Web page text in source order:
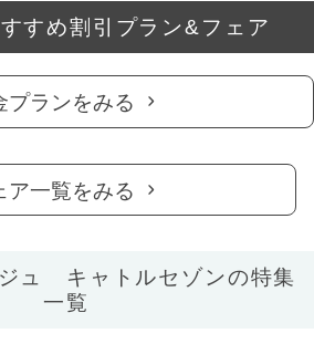
すめ割引プラン&フェア
プランをみる
ア一覧をみる
ュ キャトルセゾンの特集
一覧